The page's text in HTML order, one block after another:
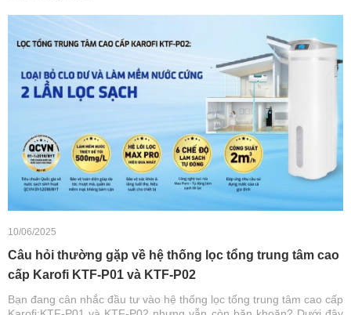
10/06/2025
Câu hỏi thường gặp về hệ thống lọc tổng trung tâm cao
cấp Karofi KTF-P01 và KTF-P02
Bạn đang cân nhắc đầu tư vào hệ thống lọc tổng trung tâm cao cấp